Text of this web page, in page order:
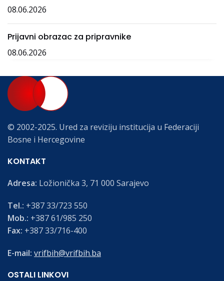
08.06.2026
Prijavni obrazac za pripravnike
08.06.2026
© 2002-2025. Ured za reviziju institucija u Federaciji
Bosne i Hercegovine
KONTAKT
Adresa: Ložionička 3, 71 000 Sarajevo
Tel.: +387 33/723 550
Mob.: +387 61/985 250
Fax: +387 33/716-400
E-mail: vrifbih@vrifbih.ba
OSTALI LINKOVI